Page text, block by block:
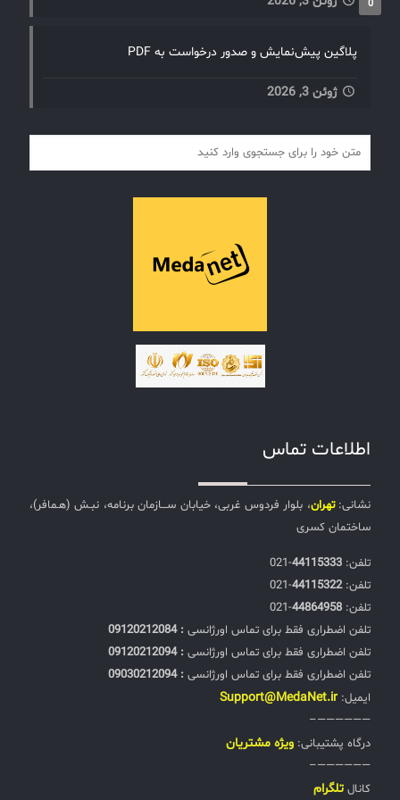
0
پلاگین پیش‌نمایش و صدور درخواست به PDF
ژوئن 3, 2026
اطلاعات تماس
نشانی:تهران، بلوار فردوس غربی، خیابان ســـازمان برنامه، نبـش (هـمافر)،
ساختمان کسری
تلفن:‌ 44115333
-021
تلفن:‌44115322
-021
تلفن:‌ 44864958
-021
تلفن اضطراری فقط برای تماس اورژانسی : 09120212084
تلفن اضطراری فقط برای تماس اورژانسی : 09120212094
تلفن اضطراری فقط برای تماس اورژانسی : 09030212094
ایمیل: Support@MedaNet.ir
——————–
درگاه پشتیبانی: ويژه مشتریان
——————–
کانال تلگرام